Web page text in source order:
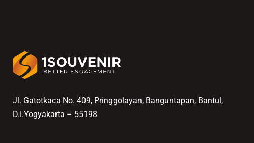
Jl. Gatotkaca No. 409, Pringgolayan, Banguntapan, Bantul,
D.I.Yogyakarta – 55198